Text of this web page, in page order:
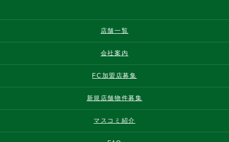
店舗一覧
会社案内
FC加盟店募集
新規店舗物件募集
マスコミ紹介